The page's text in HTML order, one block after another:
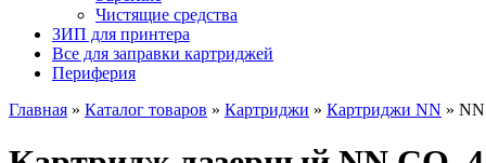
Чистящие средства
ЗИП для принтера
Все для заправки картриджей
Периферия
Главная » Каталог товаров » Картриджи » Картриджи NN » NN